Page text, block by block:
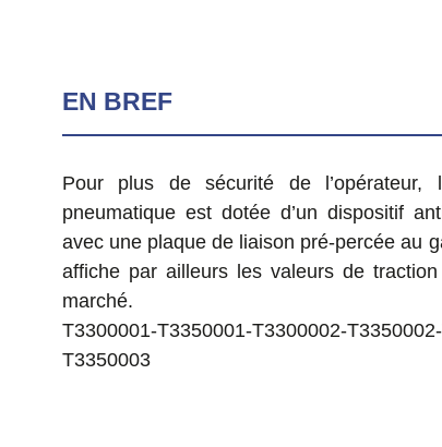
EN BREF
Pour plus de sécurité de l’opérateur,
pneumatique est dotée d’un dispositif
avec une plaque de liaison pré-percée au
affiche par ailleurs les valeurs de
marché.
T3300001-T3350001-T3300002-
T3350003